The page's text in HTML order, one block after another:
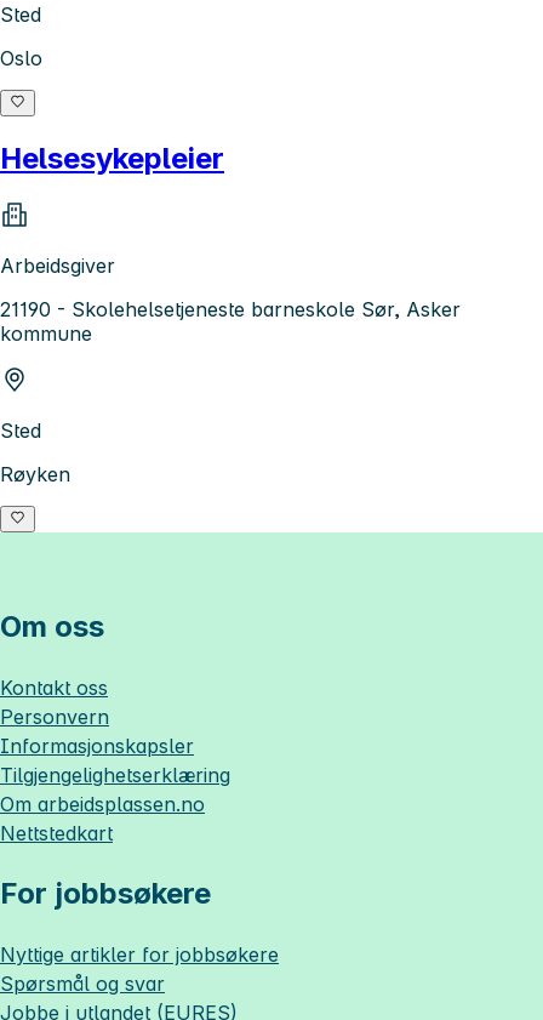
Sted
Oslo
Helsesykepleier
Arbeidsgiver
21190 - Skolehelsetjeneste barneskole Sør, Asker
kommune
Sted
Røyken
Om oss
Kontakt oss
Personvern
Informasjonskapsler
Tilgjengelighetserklæring
Om arbeidsplassen.no
Nettstedkart
For jobbsøkere
Nyttige artikler for jobbsøkere
Spørsmål og svar
Jobbe i utlandet (EURES)